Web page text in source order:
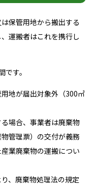
保管用地から搬出する
運搬者はこれを携行し
す。
地が届出対象外（300㎡
場合、事業者は廃棄物
管理票）の交付が義務
業廃棄物の運搬につい
、廃棄物処理法の規定